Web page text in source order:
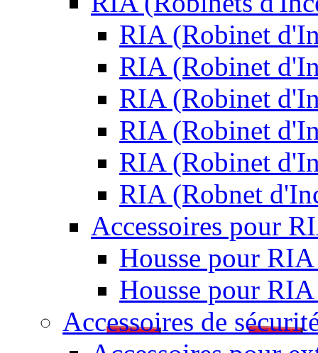
RIA (Robinet
RIA (Robinet
RIA (Robinet
RIA (Robinet
RIA (Robinet
RIA (Robnet
Accessoires pour
Housse pour
Housse pour
Accessoires de